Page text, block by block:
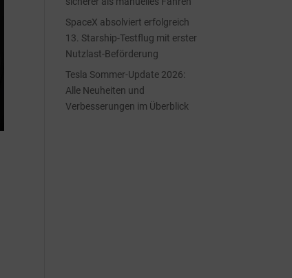
SpaceX absolviert erfolgreich
13. Starship-Testflug mit erster
Nutzlast-Beförderung
Tesla Sommer-Update 2026:
Alle Neuheiten und
Verbesserungen im Überblick